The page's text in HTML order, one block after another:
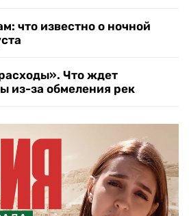
что известно о ночной
Что ждет
из-за обмеления рек